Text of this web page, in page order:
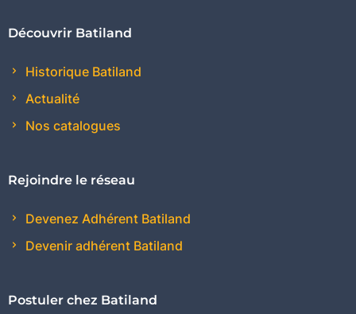
Découvrir Batiland
Historique Batiland
Actualité
Nos catalogues
Rejoindre le réseau
Devenez Adhérent Batiland
Devenir adhérent Batiland
Postuler chez Batiland